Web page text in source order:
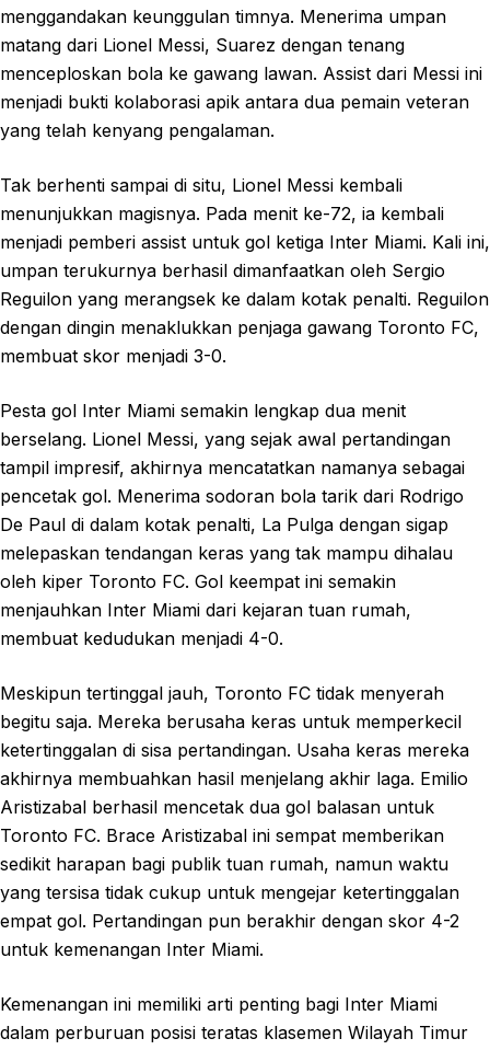
menggandakan keunggulan timnya. Menerima umpan
matang dari Lionel Messi, Suarez dengan tenang
menceploskan bola ke gawang lawan. Assist dari Messi ini
menjadi bukti kolaborasi apik antara dua pemain veteran
yang telah kenyang pengalaman.
Tak berhenti sampai di situ, Lionel Messi kembali
menunjukkan magisnya. Pada menit ke-72, ia kembali
menjadi pemberi assist untuk gol ketiga Inter Miami. Kali ini,
umpan terukurnya berhasil dimanfaatkan oleh Sergio
Reguilon yang merangsek ke dalam kotak penalti. Reguilon
dengan dingin menaklukkan penjaga gawang Toronto FC,
membuat skor menjadi 3-0.
Pesta gol Inter Miami semakin lengkap dua menit
berselang. Lionel Messi, yang sejak awal pertandingan
tampil impresif, akhirnya mencatatkan namanya sebagai
pencetak gol. Menerima sodoran bola tarik dari Rodrigo
De Paul di dalam kotak penalti, La Pulga dengan sigap
melepaskan tendangan keras yang tak mampu dihalau
oleh kiper Toronto FC. Gol keempat ini semakin
menjauhkan Inter Miami dari kejaran tuan rumah,
membuat kedudukan menjadi 4-0.
Meskipun tertinggal jauh, Toronto FC tidak menyerah
begitu saja. Mereka berusaha keras untuk memperkecil
ketertinggalan di sisa pertandingan. Usaha keras mereka
akhirnya membuahkan hasil menjelang akhir laga. Emilio
Aristizabal berhasil mencetak dua gol balasan untuk
Toronto FC. Brace Aristizabal ini sempat memberikan
sedikit harapan bagi publik tuan rumah, namun waktu
yang tersisa tidak cukup untuk mengejar ketertinggalan
empat gol. Pertandingan pun berakhir dengan skor 4-2
untuk kemenangan Inter Miami.
Kemenangan ini memiliki arti penting bagi Inter Miami
dalam perburuan posisi teratas klasemen Wilayah Timur